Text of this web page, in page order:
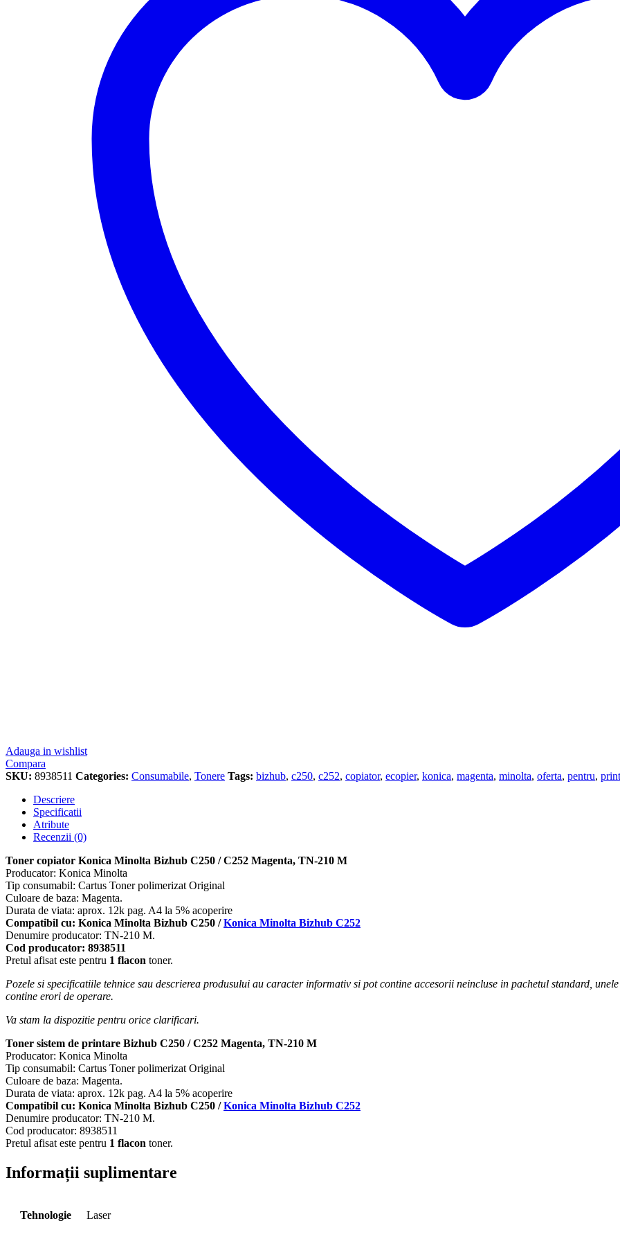
Adauga in wishlist
Compara
SKU: 8938511 Categories: Consumabile, Tonere Tags: bizhub, c250, c252, copiator, ecopier, konica, magenta, minolta, oferta, pentru,
Descriere
Specificatii
Atribute
Recenzii (0)
Toner copiator Konica Minolta Bizhub C250 / C252 Magenta, TN-210 M
Producator: Konica Minolta
Tip consumabil: Cartus Toner polimerizat Original
Culoare de baza: Magenta.
Durata de viata: aprox. 12k pag. A4 la 5% acoperire
Compatibil cu: Konica Minolta Bizhub C250 /Konica Minolta Bizhub C252
Denumire producator: TN-210 M.
Cod producator: 8938511
Pretul afisat este pentru 1 flacon toner.
Pozele si specificatiile tehnice sau descrierea produsului au caracter informativ si pot contine accesorii neincluse in pachetul standard,
contine erori de operare.
Va stam la dispozitie pentru orice clarificari.
Toner sistem de printare Bizhub C250 / C252 Magenta, TN-210 M
Producator: Konica Minolta
Tip consumabil: Cartus Toner polimerizat Original
Culoare de baza: Magenta.
Durata de viata: aprox. 12k pag. A4 la 5% acoperire
Compatibil cu: Konica Minolta Bizhub C250 /Konica Minolta Bizhub C252
Denumire producator: TN-210 M.
Cod producator: 8938511
Pretul afisat este pentru 1 flacon toner.
Informații suplimentare
Tehnologie Laser